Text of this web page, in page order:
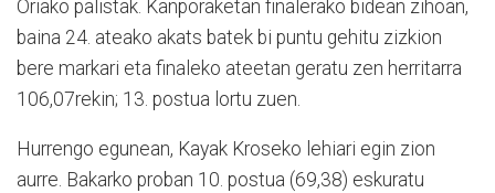
Oriako palistak. Kanporaketan finalerako bidean zihoan,
baina 24. ateako akats batek bi puntu gehitu zizkion
bere markari eta finaleko ateetan geratu zen herritarra
106,07rekin; 13. postua lortu zuen.
Hurrengo egunean, Kayak Kroseko lehiari egin zion
aurre. Bakarko proban 10. postua (69,38) eskuratu